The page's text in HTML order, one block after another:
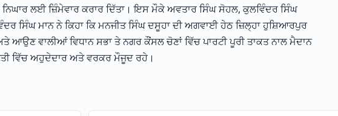
ਲਈ ਜ਼ਿੰਮੇਵਾਰ ਕਰਾਰ ਦਿੱਤਾ। ਇਸ ਮੌਕੇ ਅਵਤਾਰ ਸਿੰਘ ਸੋਹਲ, ਕੁਲਵਿੰਦਰ ਸਿੰਘ
ਸਿੰਘ ਮਾਨ ਨੇ ਕਿਹਾ ਕਿ ਮਨਜੀਤ ਸਿੰਘ ਦਸੂਹਾ ਦੀ ਅਗਵਾਈ ਹੇਠ ਜ਼ਿਲ੍ਹਾ ਹੁਸ਼ਿਆਰਪੁਰ
ਆਉਣ ਵਾਲੀਆਂ ਵਿਧਾਨ ਸਭਾ ਤੇ ਨਗਰ ਕੌਂਸਲ ਚੋਣਾਂ ਵਿੱਚ ਪਾਰਟੀ ਪੂਰੀ ਤਾਕਤ ਨਾਲ ਮੈਦਾਨ
ਵਿੱਚ ਅਹੁਦੇਦਾਰ ਅਤੇ ਵਰਕਰ ਮੌਜੂਦ ਰਹੇ।